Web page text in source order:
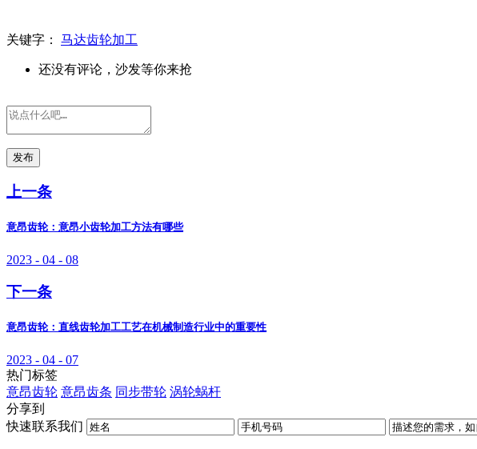
关键字： 马达齿轮加工
还没有评论，沙发等你来抢
发布
上一条
意昂齿轮：意昂小齿轮加工方法有哪些
2023 - 04 - 08
下一条
意昂齿轮：直线齿轮加工工艺在机械制造行业中的重要性
2023 - 04 - 07
热门标签
意昂齿轮 意昂齿条 同步带轮 涡轮蜗杆
分享到
快速联系我们